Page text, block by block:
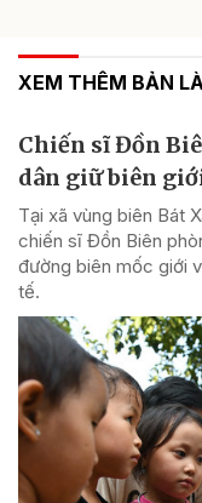
XEM THÊM BẢN
Chiến sĩ Đồn
dân giữ biên
Tại xã vùng biên Bát
chiến sĩ Đồn Biên
đường biên mốc giới
tế.